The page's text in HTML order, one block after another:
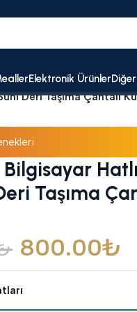
Elektronik ÜrünlerDiğer
Deri Taşıma Çantalı
Bilgisayar
Taşıma
800.00₺